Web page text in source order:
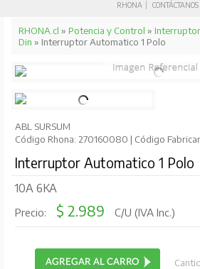
RHONA
CONTÁCTANOS
RHONA.cl » Potencia y Control »
Din » Interruptor Automatico 1 Polo
ABL SURSUM
Código Rhona: 270160080 | Código
Interruptor Automatico 1 Polo
10A 6KA
Precio: $ 2.989 C/U (IVA Inc.)